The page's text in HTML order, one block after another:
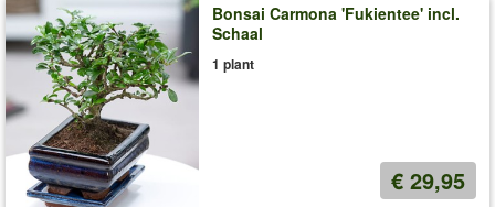
Bonsai Carmona 'Fukientee' incl.
Schaal
1 plant
€ 29,95